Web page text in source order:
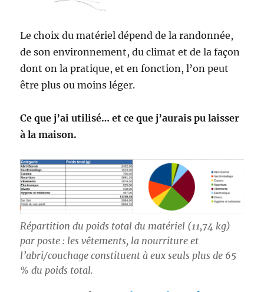
Le choix du matériel dépend de la randonnée,
de son environnement, du climat et de la façon
dont on la pratique, et en fonction, l’on peut
être plus ou moins léger.
Ce que j’ai utilisé… et ce que j’aurais pu laisser
à la maison.
Répartition du poids total du matériel (11,74 kg)
par poste : les vêtements, la nourriture et
l’abri/couchage constituent à eux seuls plus de 65
% du poids total.